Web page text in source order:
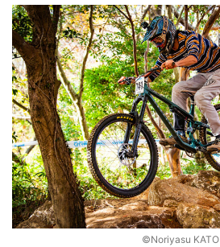
©️Noriyasu KATO